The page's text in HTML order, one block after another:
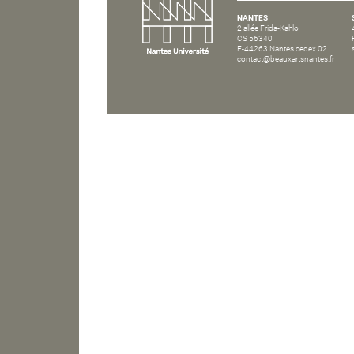
NANTES
2 allée Frida-Kahlo
CS 56340
F-44263 Nantes cedex 02
contact@beauxartsnantes.fr